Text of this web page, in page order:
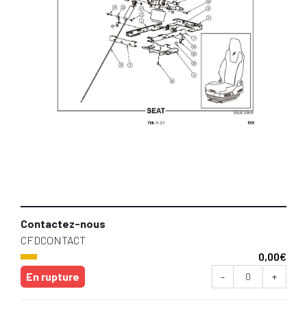
Contactez-nous
CFDCONTACT
0,00€
En rupture
- +